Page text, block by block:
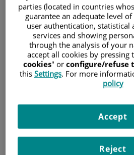
tratamientos
personalizados
síncope
parties (located in countries
guarantee an adequate level
user authentication, statistical
services and showing
through the analysis of your
accept all cookies by pressing
cookies" or configure/refuse
this Settings. For more
policy
Reject
Accept